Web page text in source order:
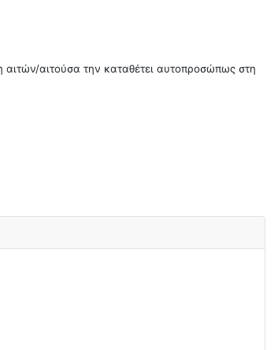
αιτούσα την καταθέτει αυτοπροσώπως στη